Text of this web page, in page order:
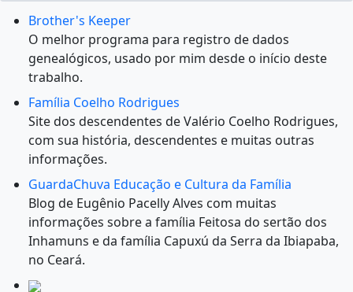
Brother's Keeper
O melhor programa para registro de dados
genealógicos, usado por mim desde o início deste
trabalho.
Família Coelho Rodrigues
Site dos descendentes de Valério Coelho Rodrigues,
com sua história, descendentes e muitas outras
informações.
GuardaChuva Educação e Cultura da Família
Blog de Eugênio Pacelly Alves com muitas
informações sobre a família Feitosa do sertão dos
Inhamuns e da família Capuxú da Serra da Ibiapaba,
no Ceará.